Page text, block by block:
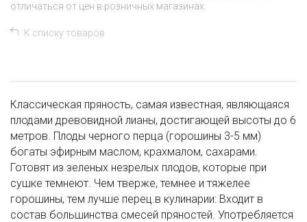
отличаться от цен в розничных магазинах.
К списку товаров
Классическая пряность, самая известная, являющаяся
плодами древовидной лианы, достигающей высоты до 6
метров. Плоды черного перца (горошины 3-5 мм)
богаты эфирным маслом, крахмалом, сахарами.
Готовят из зеленых незрелых плодов, которые при
сушке темнеют. Чем тверже, темнее и тяжелее
горошины, тем лучше перец.в кулинарии: Входит в
состав большинства смесей пряностей. Употребляется